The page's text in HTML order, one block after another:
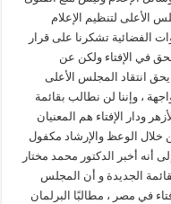
الأعلى لتنظيم الإعلام
الفضائية تشكرنا على قرار
في الإفتاء ولكن عن
انتقاد المجلس الأعلى
، وإننا لن نطالب بقائمة
ودار الإفتاء هم المعنيان
خلال الوعظ والإرشاد مكفول
أنه أخبر الدكتور محمد مختار
الجديدة و أن المجلس
في مصر ، مطالبًا البرلمان